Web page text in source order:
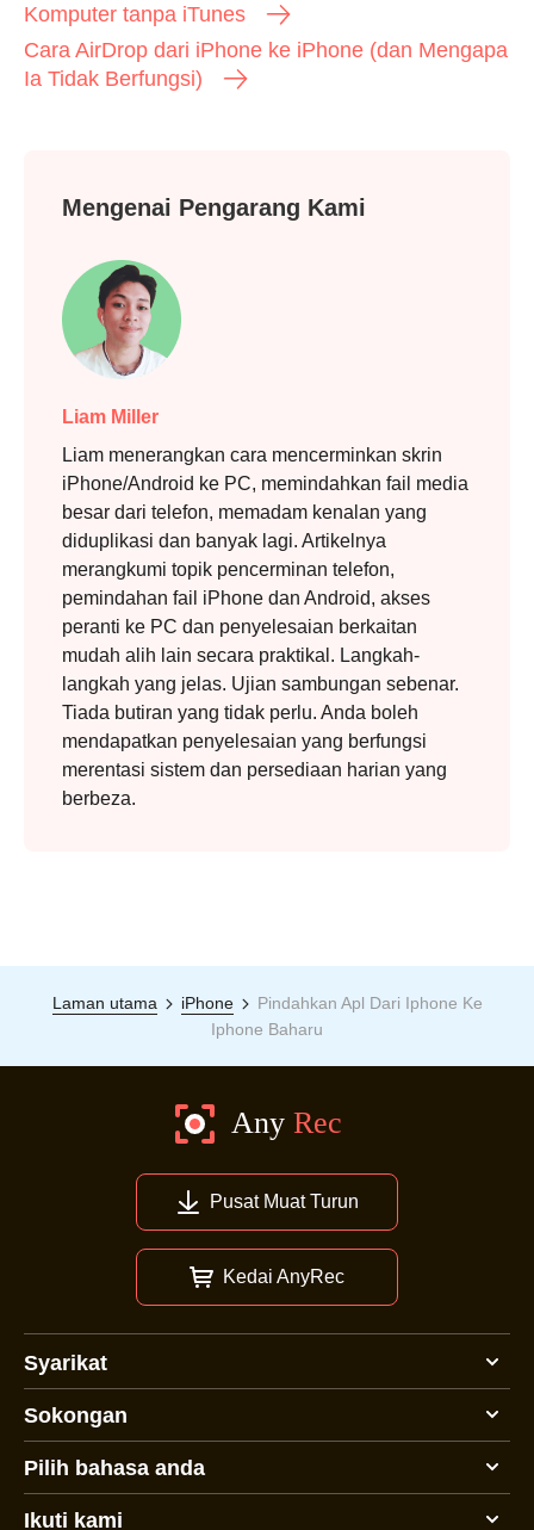
Komputer tanpa iTunes
Cara AirDrop dari iPhone ke iPhone (dan Mengapa
Ia Tidak Berfungsi)
Mengenai Pengarang Kami
Liam Miller
Liam menerangkan cara mencerminkan skrin
iPhone/Android ke PC, memindahkan fail media
besar dari telefon, memadam kenalan yang
diduplikasi dan banyak lagi. Artikelnya
merangkumi topik pencerminan telefon,
pemindahan fail iPhone dan Android, akses
peranti ke PC dan penyelesaian berkaitan
mudah alih lain secara praktikal. Langkah-
langkah yang jelas. Ujian sambungan sebenar.
Tiada butiran yang tidak perlu. Anda boleh
mendapatkan penyelesaian yang berfungsi
merentasi sistem dan persediaan harian yang
berbeza.
Laman utama iPhone
Pindahkan Apl Dari Iphone Ke
Iphone Baharu
Pusat Muat Turun
Kedai AnyRec
Syarikat
Sokongan
Pilih bahasa anda
Ikuti kami